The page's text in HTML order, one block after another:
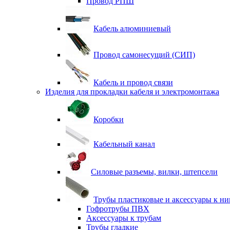
Кабель алюминиевый
Провод самонесущий (СИП)
Кабель и провод связи
Изделия для прокладки кабеля и электромонтажа
Коробки
Кабельный канал
Силовые разъемы, вилки, штепсели
Трубы пластиковые и аксессуары к
Гофротрубы ПВХ
Аксессуары к трубам
Трубы гладкие